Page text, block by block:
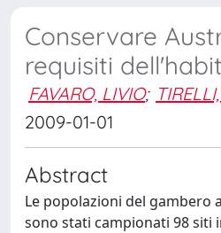
Conservare
requisiti
FAVARO, LIVIO;
2009-01-01
Abstract
Le popolazioni del
sono stati campionati 98 siti